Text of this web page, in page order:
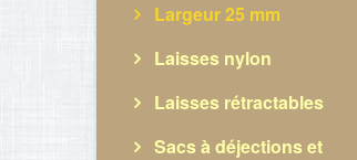
Largeur 25 mm
Laisses nylon
Laisses rétractables
Sacs à déjections et